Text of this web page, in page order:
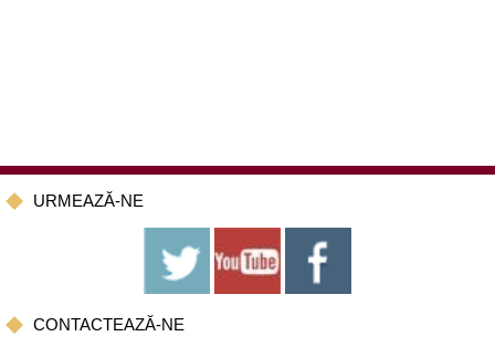
URMEAZĂ-NE
CONTACTEAZĂ-NE